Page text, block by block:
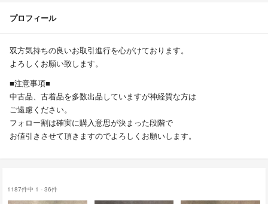
プロフィール
双方気持ちの良いお取引進行を心がけております。
よろしくお願い致します。
■注意事項■
中古品、古着品を多数出品していますが神経質な方は
ご遠慮ください。
フォロー割は確実に購入意思が決まった段階で
お値引きさせて頂きますのでよろしくお願いします。
1187件中 1 - 36件